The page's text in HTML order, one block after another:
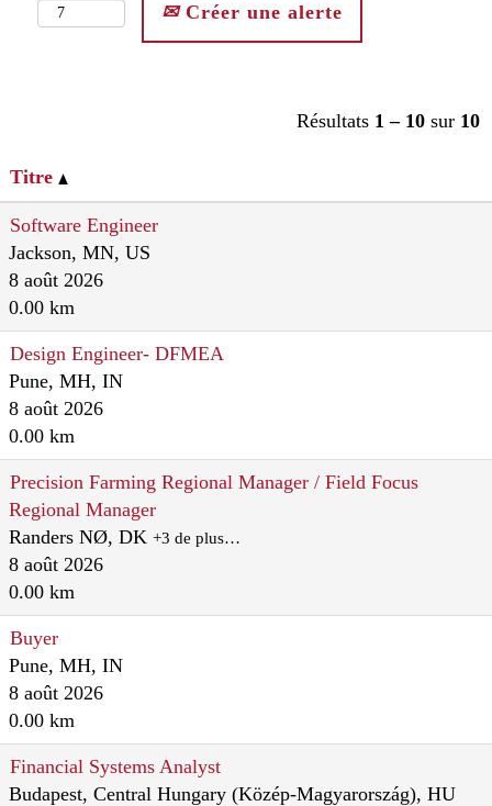
Créer une alerte
Résultats 1 – 10 sur 10
Titre
Software Engineer
Jackson, MN, US
8 août 2026
0.00 km
Design Engineer- DFMEA
Pune, MH, IN
8 août 2026
0.00 km
Precision Farming Regional Manager / Field Focus
Regional Manager
Randers NØ, DK +3 de plus…
8 août 2026
0.00 km
Buyer
Pune, MH, IN
8 août 2026
0.00 km
Financial Systems Analyst
Budapest, Central Hungary (Közép-Magyarország), HU